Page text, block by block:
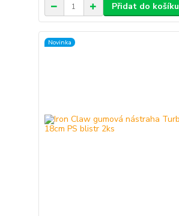
Přidat do košíku
Novinka